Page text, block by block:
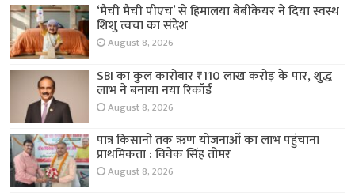
‘मैची मैची पीएच’ से हिमालया बेबीकेयर ने दिया स्वस्थ
शिशु त्वचा का संदेश
August 8, 2026
SBI का कुल कारोबार ₹110 लाख करोड़ के पार, शुद्ध
लाभ ने बनाया नया रिकॉर्ड
August 8, 2026
पात्र किसानों तक ऋण योजनाओं का लाभ पहुंचाना
प्राथमिकता : विवेक सिंह तोमर
August 8, 2026